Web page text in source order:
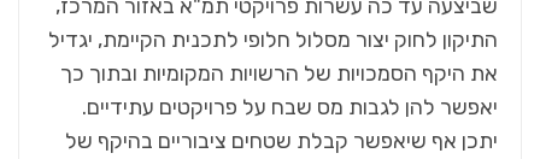
שביצעה עד כה עשרות פרויקטי תמ"א באזור המרכז,
התיקון לחוק יצור מסלול חלופי לתכנית הקיימת, יגדיל
את היקף הסמכויות של הרשויות המקומיות ובתוך כך
יאפשר להן לגבות מס שבח על פרויקטים עתידיים.
יתכן אף שיאפשר קבלת שטחים ציבוריים בהיקף של